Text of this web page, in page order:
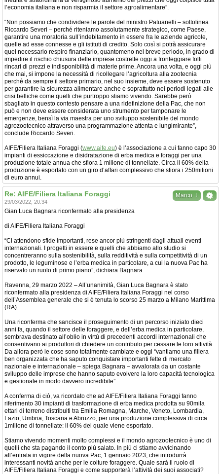
l’economia italiana e non risparmia il settore agroalimentare”.
“Non possiamo che condividere le parole del ministro Patuanelli – sottolinea
Riccardo Severi – perché riteniamo assolutamente strategico, come Paese,
garantire una moratoria sull’indebitamento in essere fra le aziende agricole,
quelle ad esse connesse e gli istituti di credito. Solo così si potrà assicurare
quel necessario respiro finanziario, quantomeno nel breve periodo, in grado di
impedire il rischio chiusura delle imprese costrette oggi a fronteggiare folli
rincari di prezzi e indisponibilità di materie prime. Ancora una volta, e oggi più
che mai, si impone la necessità di ricollegare l’agricoltura alla zootecnia
perché da sempre il settore primario, nel suo insieme, deve essere sostenuto
per garantire la sicurezza alimentare anche e soprattutto nei periodi legati alle
crisi belliche come quelli che purtroppo stiamo vivendo. Sarebbe però
sbagliato in questo contesto pensare a una ridefinizione della Pac, che non
può e non deve essere considerata uno strumento per tamponare le
emergenze, bensì la via maestra per uno sviluppo sostenibile del mondo
agrozootecnico attraverso una programmazione attenta e lungimirante”,
conclude Riccardo Severi.
AIFE/Filiera Italiana Foraggi (www.aife.eu) è l’associazione a cui fanno capo 30
impianti di essiccazione e disidratazione di erba medica e foraggi per una
produzione totale annua che sfiora 1 milione di tonnellate. Circa il 60% della
produzione è esportato con un giro d’affari complessivo che sfiora i 250milioni
di euro annui.
Marco ↓
Re: AIFE/Filiera Italiana Foraggi
29/03/2022, 20:34
Gian Luca Bagnara riconfermato alla presidenza
di AIFE/Filiera Italiana Foraggi
“Ci attendono sfide importanti, rese ancor più stringenti dagli attuali eventi
internazionali. I progetti in essere e quelli che abbiamo allo studio si
concentreranno sulla sostenibilità, sulla redditività e sulla competitività di un
prodotto, le leguminose e l’erba medica in particolare, a cui la nuova Pac ha
riservato un ruolo di primo piano”, dichiara Bagnara
Ravenna, 29 marzo 2022 – All’unanimità, Gian Luca Bagnara è stato
riconfermato alla presidenza di AIFE/Filiera Italiana Foraggi nel corso
dell’Assemblea generale che si è tenuta lo scorso 25 marzo a Milano Marittima
(RA).
Una riconferma che sancisce il proseguimento di un percorso iniziato dieci
anni fa, quando il settore delle foraggere, e dell’erba medica in particolare,
sembrava destinato all’oblio in virtù di precedenti accordi internazionali che
consentivano ai produttori di chiedere un contributo per cessare le loro attività.
Da allora però le cose sono totalmente cambiate e oggi “vantiamo una filiera
ben organizzata che ha saputo conquistare importanti fette di mercato
nazionale e internazionale – spiega Bagnara – avvalorata da un costante
sviluppo delle imprese che hanno saputo evolvere la loro capacità tecnologica
e gestionale in modo davvero incredibile”.
A conferma di ciò, va ricordato che ad AIFE/Filiera Italiana Foraggi fanno
riferimento 30 impianti di trasformazione di erba medica prodotta su 90mila
ettari di terreno distribuiti tra Emilia Romagna, Marche, Veneto, Lombardia,
Lazio, Umbria, Toscana e Abruzzo, per una produzione complessiva di circa
1milione di tonnellate: il 60% del quale viene esportato.
Stiamo vivendo momenti molto complessi e il mondo agrozootecnico è uno di
quelli che sta pagando il conto più salato. In più ci stiamo avvicinando
all’entrata in vigore della nuova Pac, 1 gennaio 2023, che introdurrà
interessanti novità anche per le colture foraggere. Quale sarà il ruolo di
AIFE/Filiera Italiana Foraggi e come supporterà l’attività dei suoi associati?